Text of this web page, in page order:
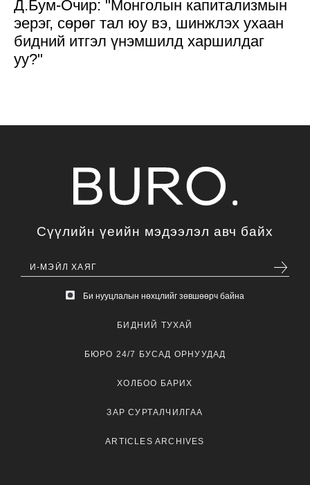
Д.Бум-Очир: "Монголын капитализмын
эерэг, сөрөг тал юу вэ, шинжлэх ухаан
бидний итгэл үнэмшилд харшилдаг
уу?"
Сүүлийн үеийн мэдээлэл авч байх
Би нууцлалын нөхцлийг зөвшөөрч байна
БИДНИЙ ТУХАЙ
БЮРО 24/7 БУСАД ОРНУУДАД
ХОЛБОО БАРИХ
ЗАР СУРТАЛЧИЛГАА
ARTICLES ARCHIVES